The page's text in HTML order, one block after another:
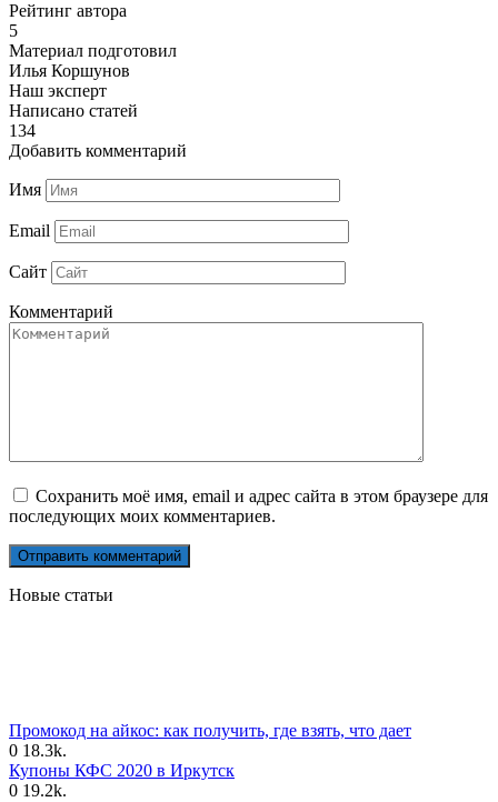
Рейтинг автора
5
Материал подготовил
Илья Коршунов
Наш эксперт
Написано статей
134
Добавить комментарий
Имя
Email
Сайт
Комментарий
Сохранить моё имя, email и адрес сайта в этом браузере для
последующих моих комментариев.
Новые статьи
Промокод на айкос: как получить, где взять, что дает
0 18.3k.
Купоны КФС 2020 в Иркутск
0 19.2k.